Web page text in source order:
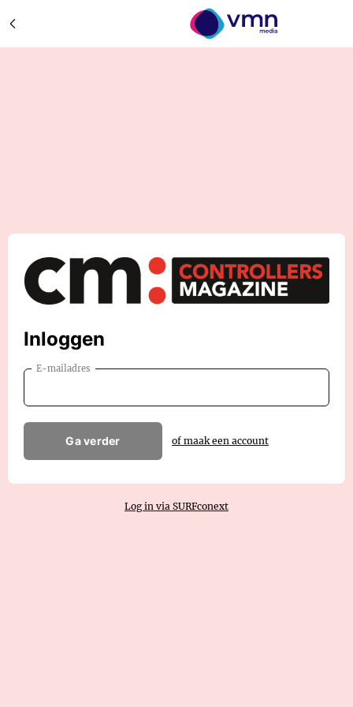
Inloggen
E-mailadres
Ga verder of maak een account
Log in via SURFconext